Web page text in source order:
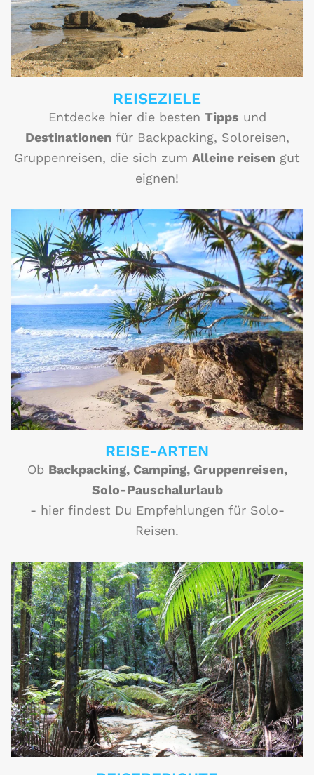
REISEZIELE
Entdecke hier die besten Tipps und
Destinationen für Backpacking, Soloreisen,
Gruppenreisen, die sich zum Alleine reisen gut
eignen!
REISE-ARTEN
Ob Backpacking, Camping, Gruppenreisen,
Solo-Pauschalurlaub
- hier findest Du Empfehlungen für Solo-
Reisen.